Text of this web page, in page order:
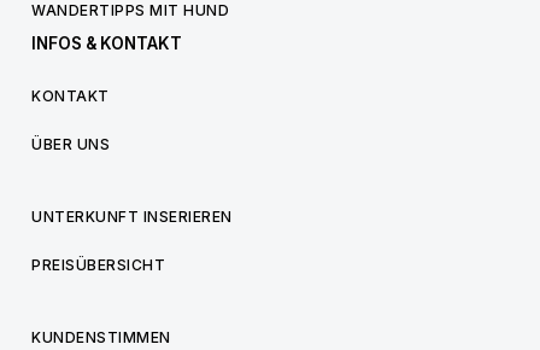
WANDERTIPPS MIT HUND
INFOS & KONTAKT
KONTAKT
ÜBER UNS
UNTERKUNFT INSERIEREN
PREISÜBERSICHT
KUNDENSTIMMEN